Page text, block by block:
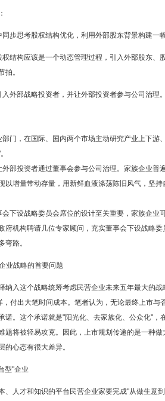
同步思考股权结构优化，利用外部股东背景构建一
权结构应该是一个动态管理过程，引入外部股东
拍。
外部战略投资者，并让外部投资者参与公司治理
部门，在国际、国内两个市场主动研究产业上下
外部投资者通过董事会参与公司治理。家族企业
以增量带动存量，用新鲜血液涤荡陈旧风气，坚
会下设战略委员会席位的设计至关重要，家族企
府机构聘请几位专家顾问，充实董事会下设战略
弯路。
业战略的首要问题
入这个战略统筹考虑民营企业未来五年最大的
，付出大笔时间成本。笔者认为，无论最终上市
诺。这个承诺就是"阳光化、去家族化、公众化"
题将被轻易攻克。因此，上市规划传递的是一种
的心态有很大差异。
型"企业
人才和知识的平台民营企业家要完成"从做生意